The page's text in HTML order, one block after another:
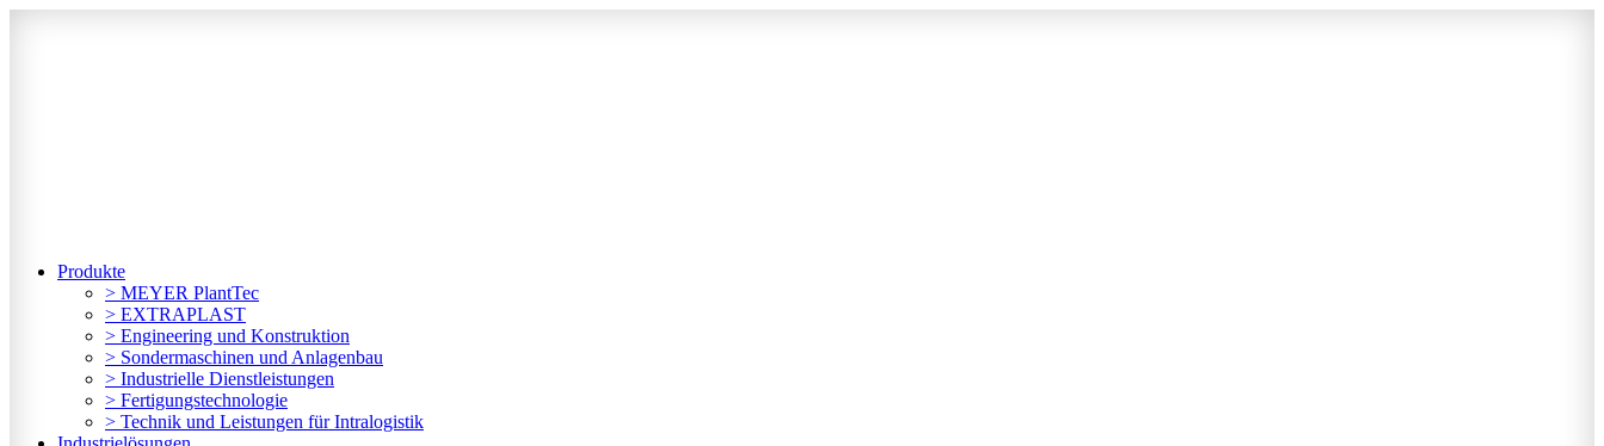
Produkte
> MEYER PlantTec
> EXTRAPLAST
> Engineering und Konstruktion
> Sondermaschinen und Anlagenbau
> Industrielle Dienstleistungen
> Fertigungstechnologie
> Technik und Leistungen für Intralogistik